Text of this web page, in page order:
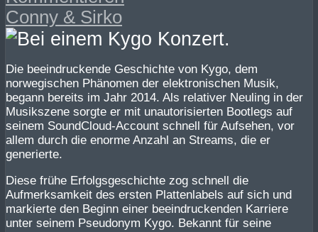
Conny & Sirko
Die beeindruckende Geschichte von Kygo, dem
norwegischen Phänomen der elektronischen Musik,
begann bereits im Jahr 2014. Als relativer Neuling in der
Musikszene sorgte er mit unautorisierten Bootlegs auf
seinem SoundCloud-Account schnell für Aufsehen, vor
allem durch die enorme Anzahl an Streams, die er
generierte.
Diese frühe Erfolgsgeschichte zog schnell die
Aufmerksamkeit des ersten Plattenlabels auf sich und
markierte den Beginn einer beeindruckenden Karriere
unter seinem Pseudonym Kygo. Bekannt für seine